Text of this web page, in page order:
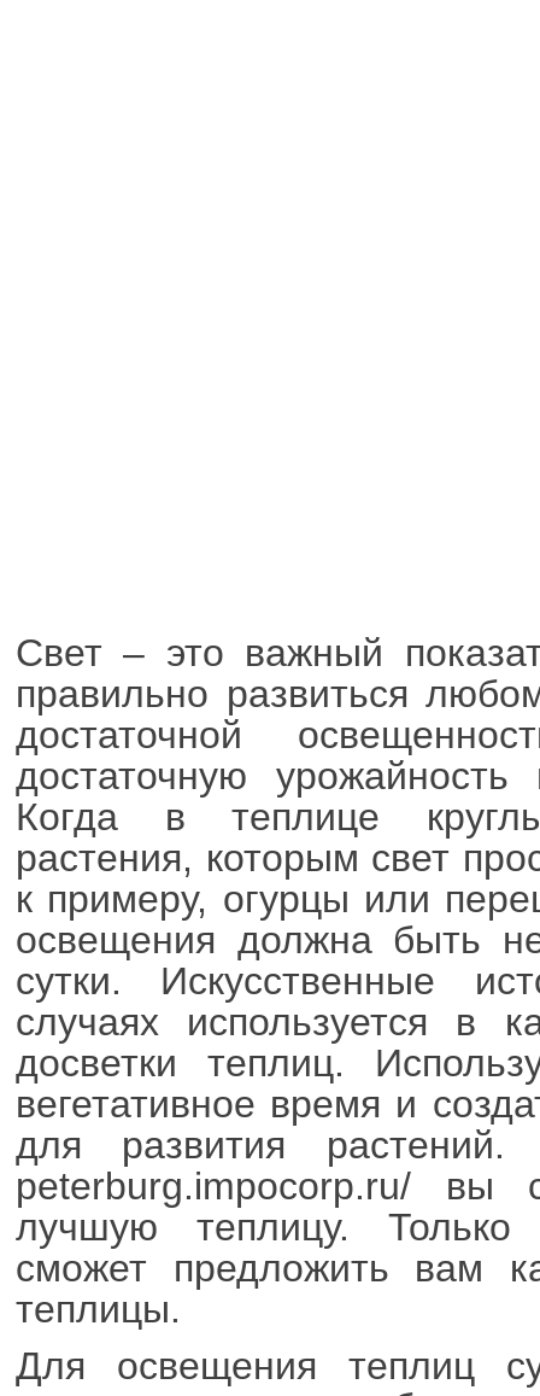
Свет – это важный
правильно развиться
достаточной
достаточную
Когда в теплице
растения, которым свет
к примеру, огурцы или
освещения должна быть
сутки. Искусственные
случаях используется в
досветки теплиц.
вегетативное время и
для развития
peterburg.impocorp.ru/ вы
лучшую теплицу.
сможет предложить вам
теплицы.
Для освещения теплиц